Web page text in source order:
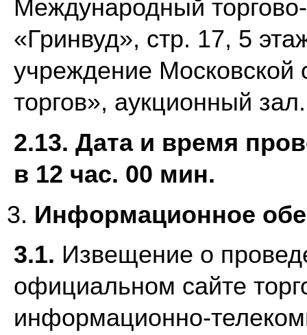
Международный
«Гринвуд», стр. 17, 5
учреждение Московской
торгов», аукционный зал.
2.13. Дата и время
в 12 час. 00 мин.
Информационное
3.1. Извещение о
официальном сайте
информационно-